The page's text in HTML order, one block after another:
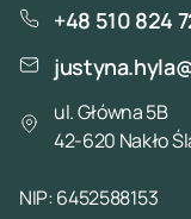
+48 510 824
ul. Główna 5B
42-620 Nakło
NIP: 6452588153